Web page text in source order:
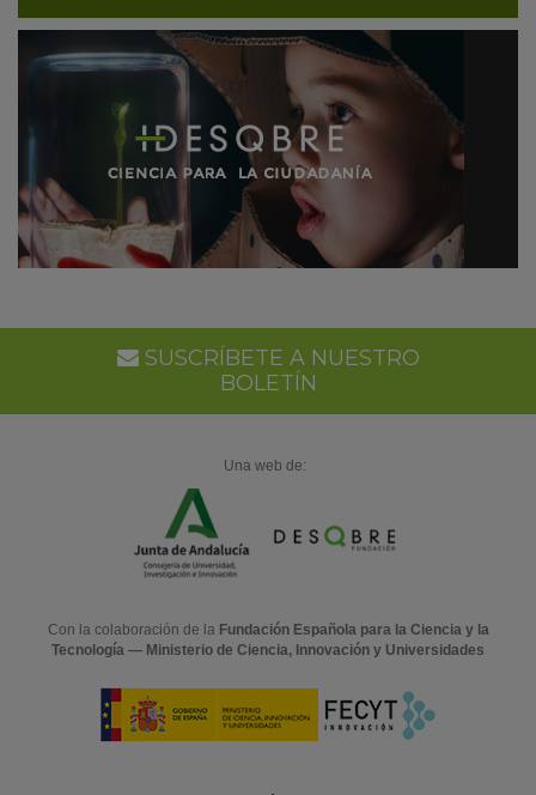
SUSCRÍBETE A NUESTRO
BOLETÍN
Una web de:
Con la colaboración de la Fundación Española para la Ciencia y la
Tecnología — Ministerio de Ciencia, Innovación y Universidades